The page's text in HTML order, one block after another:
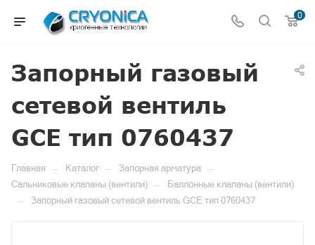
0
Запорный газовый
сетевой вентиль
GCE тип 0760437
Главная — Каталог — Запорная арматура —
Сальниковые клапаны (вентили) — Баллонные клапаны (вентили)
— Запорный газовый сетевой вентиль GCE тип 0760437